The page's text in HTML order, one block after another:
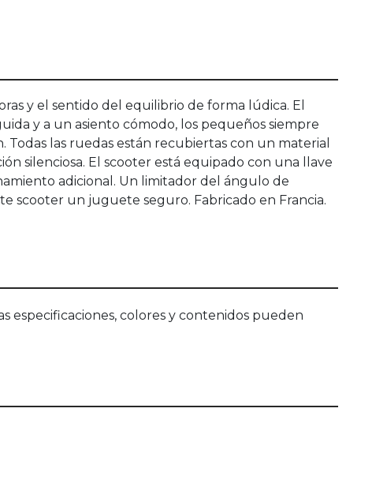
y el sentido del equilibrio de forma lúdica. El
y a un asiento cómodo, los pequeños siempre
las ruedas están recubiertas con un material
silenciosa. El scooter está equipado con una llave
adicional. Un limitador del ángulo de
scooter un juguete seguro. Fabricado en Francia.
especificaciones, colores y contenidos pueden